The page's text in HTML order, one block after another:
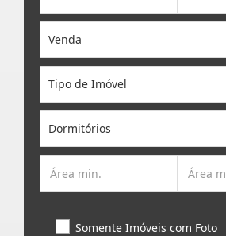
Venda
Tipo de Imóvel
Dormitórios
Somente Imóveis com Foto